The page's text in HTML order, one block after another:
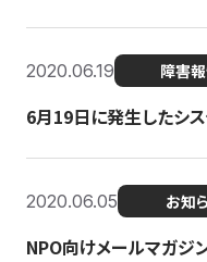
2020.06.19 障害
6月19日に発生したシ
2020.06.05 お知
NPO向けメールマガ